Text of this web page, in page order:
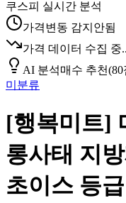
쿠스피 실시간 분석
가격변동 감지안됨
가격 데이터 수집 중
AI 분석매수 추천(80
미분류
[행복미트]
롱사태 지
초이스 등